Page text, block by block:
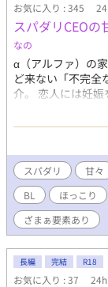
お気に入り : 345
スパダリCEOの
なの
α（アルファ）の
ど来ない「不完全
介。 恋人には妊娠
息子の陽（はる
そこに現れたのは
隼人は、なぜか
を仕掛けてくる。
びっくりするほど
しまう。 「三人
って恵介は10年以
途すぎるプロポー
心は、底なしの愛
ス開幕！ ＊いつも
す。 毎日1話ずつ
スパダリ 甘々
BL
ほっこり
ざまぁ要素あり
長編 完結 R18
お気に入り : 37